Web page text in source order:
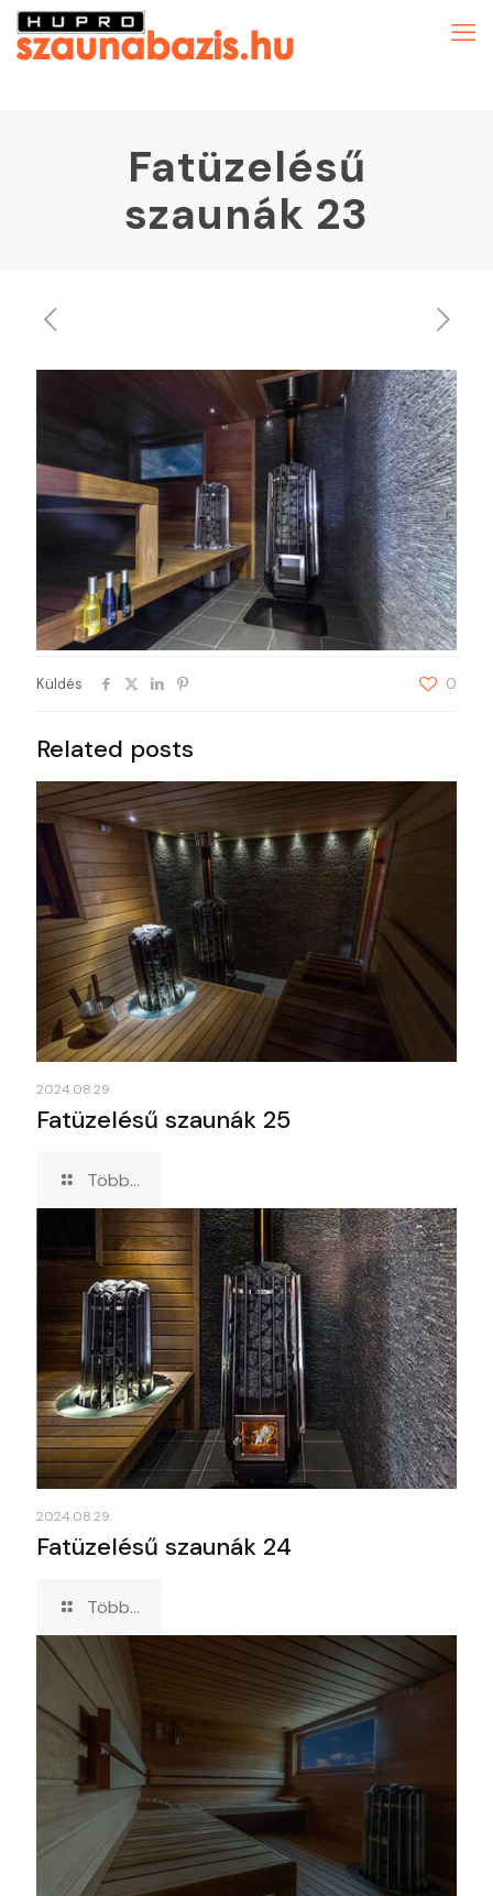
Fatüzelésű
szaunák 23
Küldés 0
Related posts
2024.08.29.
Fatüzelésű szaunák 25
Több...
2024.08.29.
Fatüzelésű szaunák 24
Több...